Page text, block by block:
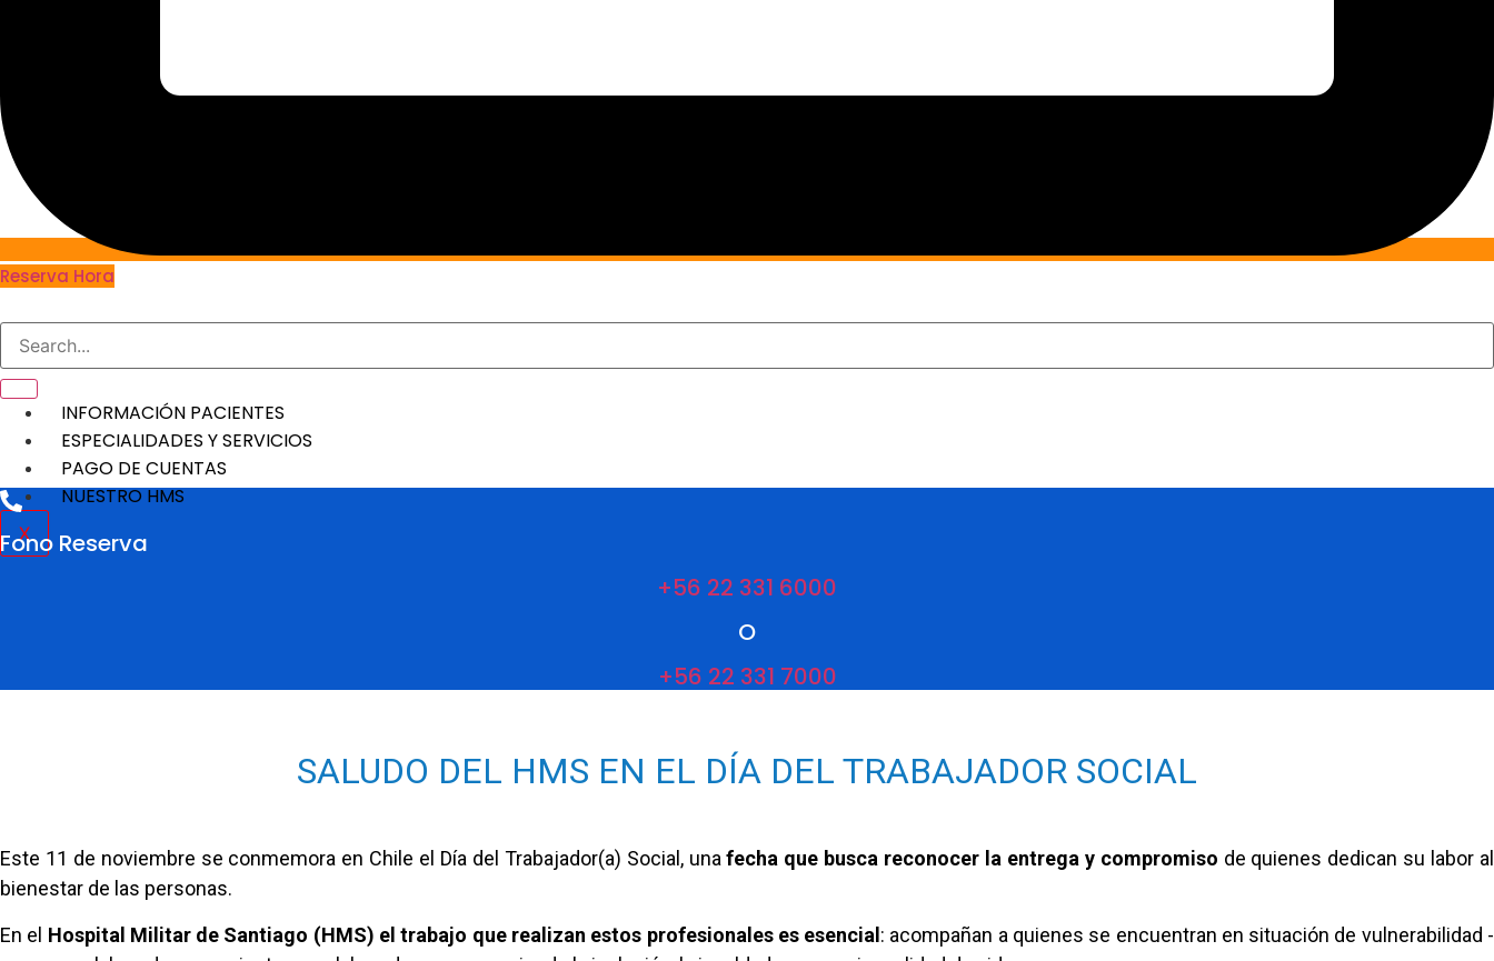
Reserva Hora
INFORMACIÓN PACIENTES
ESPECIALIDADES Y SERVICIOS
PAGO DE CUENTAS
NUESTRO HMS
X
Fono Reserva
+56 22 331 6000
O
+56 22 331 7000
SALUDO DEL HMS EN EL DÍA DEL TRABAJADOR SOCIAL
Este 11 de noviembre se conmemora en Chile el Día del Trabajador(a) Social, unafecha que busca reconocer la entrega y compromiso de quienes dedican su labor al
bienestar de las personas.
En el Hospital Militar de Santiago (HMS) el trabajo que realizan estos profesionales es esencial: acompañan a quienes se encuentran en situación de vulnerabilidad -